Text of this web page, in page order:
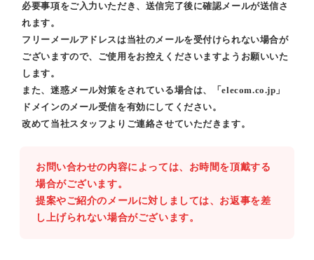
必要事項をご入力いただき、送信完了後に確認メールが送信さ
れます。
フリーメールアドレスは当社のメールを受付けられない場合が
ございますので、ご使用をお控えくださいますようお願いいた
します。
また、迷惑メール対策をされている場合は、「elecom.co.jp」
ドメインのメール受信を有効にしてください。
改めて当社スタッフよりご連絡させていただきます。
お問い合わせの内容によっては、お時間を頂戴する
場合がございます。
提案やご紹介のメールに対しましては、お返事を差
し上げられない場合がございます。